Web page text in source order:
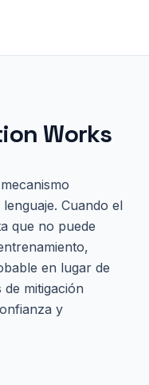
Works
Cuando el
que no puede
en lugar de
mitigación
y